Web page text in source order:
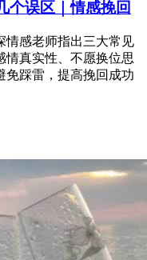
个误区｜情感挽回
情感老师指出三大常见
情真实性、不愿换位思
免踩雷，提高挽回成功